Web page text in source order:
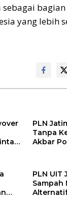
sebagai
yang lebih
PLN
Tanpa
Akbar
PLN UIT
Sampah